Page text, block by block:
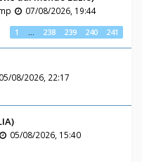
07/08/2026, 19:44
1 … 238 239 240 241
05/08/2026, 22:17
05/08/2026, 15:40